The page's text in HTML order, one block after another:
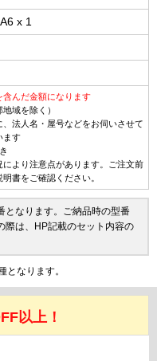
x 1
んだ金額になります
域を除く）
法人名・屋号などをお伺いさせて
ます
より注意点があります。ご注文前
書をご確認ください。
となります。ご納品時の型番
際は、HP記載のセット内容の
となります。
以上！